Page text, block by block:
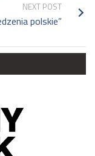
NEXT POST
polskie”